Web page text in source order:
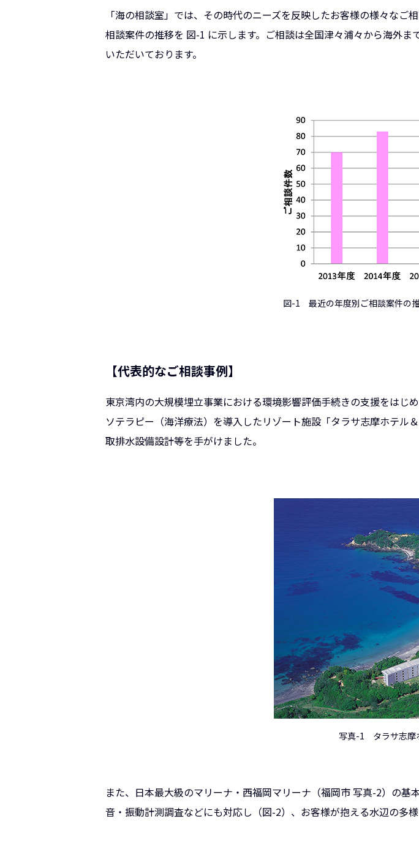
「海の相談室」では、その時代のニーズを反映したお客様の様々な
相談案件の推移を 図-1 に示します。ご相談は全国津々浦々から海外
いただいております。
図-1 最近の年度別ご相談案件の
【代表的なご相談事例】
東京湾内の大規模埋立事業における環境影響評価手続きの支援をはじ
ソテラピー（海洋療法）を導入したリゾート施設「タラサ志摩ホテル
取排水設備設計等を手がけました。
写真-1 タラサ志摩
また、日本最大級のマリーナ・西福岡マリーナ（福岡市 写真-2）の
音・振動計測調査などにも対応し（図-2）、お客様が抱える水辺の多